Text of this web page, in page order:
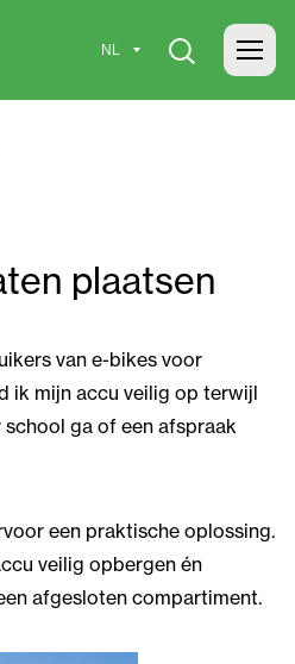
plaatsen
van e-bikes voor
ik mijn accu veilig op terwijl
school ga of een afspraak
een praktische oplossing.
veilig opbergen én
afgesloten compartiment.